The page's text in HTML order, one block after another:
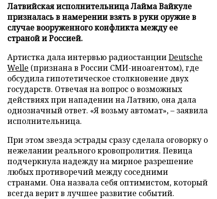
Латвийская исполнительница Лайма Вайкуле
призналась в намерении взять в руки оружие в
случае вооруженного конфликта между ее
страной и Россией.
Артистка дала интервью радиостанцииDeutsche
Welle (признана в России СМИ-иноагентом), где
обсудила гипотетическое столкновение двух
государств. Отвечая на вопрос о возможных
действиях при нападении на Латвию, она дала
однозначный ответ. «Я возьму автомат», – заявила
исполнительница.
При этом звезда эстрады сразу сделала оговорку о
нежелании реального кровопролития. Певица
подчеркнула надежду на мирное разрешение
любых противоречий между соседними
странами. Она назвала себя оптимистом, который
всегда верит в лучшее развитие событий.